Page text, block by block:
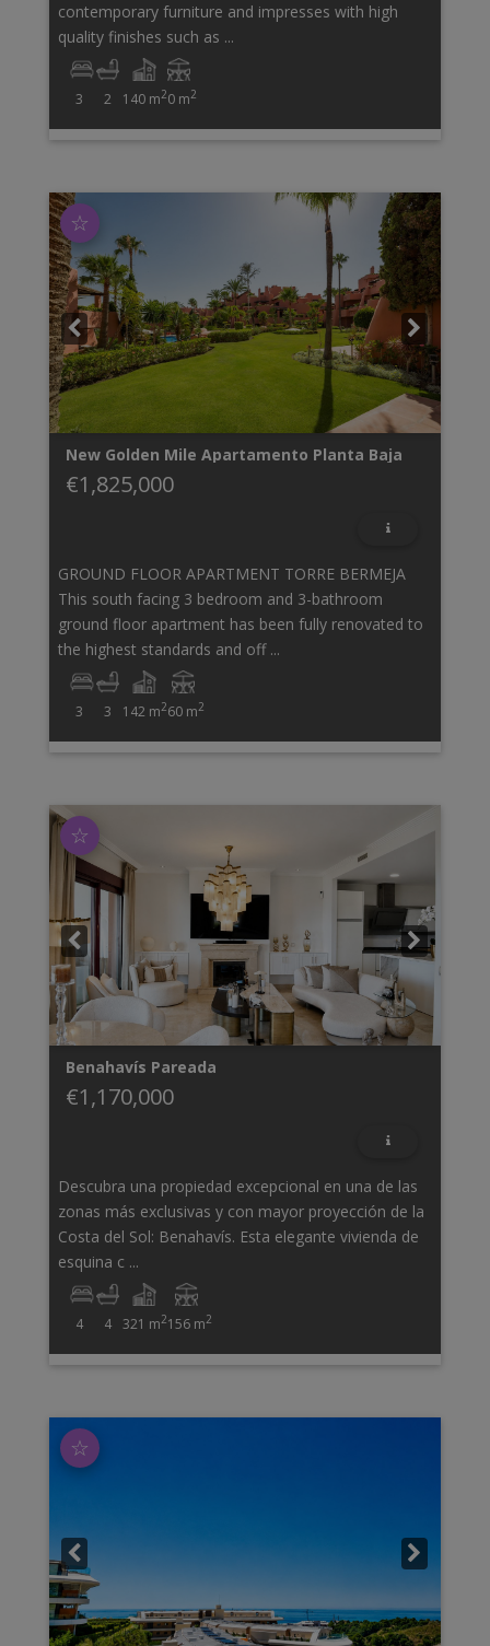
contemporary furniture and impresses with high
quality finishes such as ...
3 2 140 m20 m2
☆
New Golden Mile Apartamento Planta Baja
€1,825,000
GROUND FLOOR APARTMENT TORRE BERMEJA
This south facing 3 bedroom and 3-bathroom
ground floor apartment has been fully renovated to
the highest standards and off ...
3 3 142 m260 m2
☆
Benahavís Pareada
€1,170,000
Descubra una propiedad excepcional en una de las
zonas más exclusivas y con mayor proyección de la
Costa del Sol: Benahavís. Esta elegante vivienda de
esquina c ...
4 4 321 m2156 m2
☆